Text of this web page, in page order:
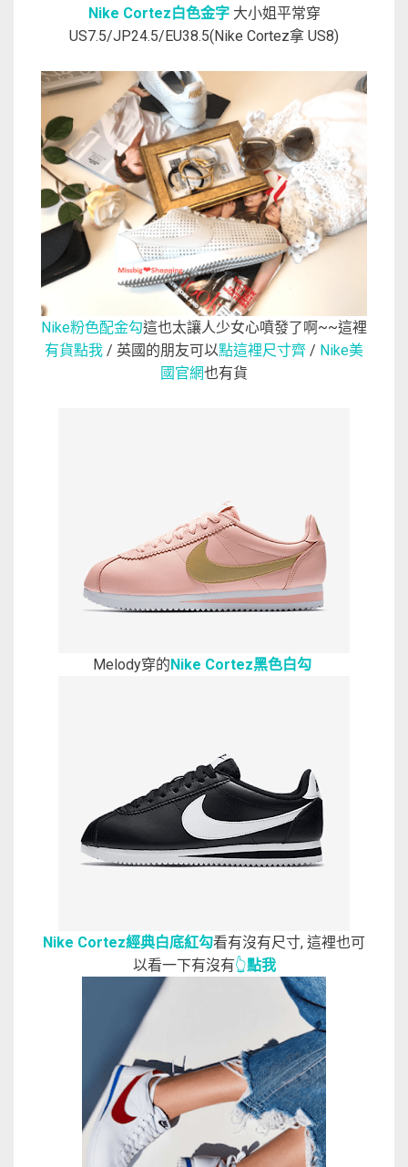
Nike Cortez白色金字大小姐平常穿
US7.5/JP24.5/EU38.5(Nike Cortez拿 US8)
Nike粉色配金勾這也太讓人少女心噴發了啊~~這裡
有貨點我 / 英國的朋友可以點這裡尺寸齊 / Nike美
國官網也有貨
Melody穿的Nike Cortez黑色白勾
Nike Cortez經典白底紅勾看有沒有尺寸, 這裡也可
以看一下有沒有👆點我